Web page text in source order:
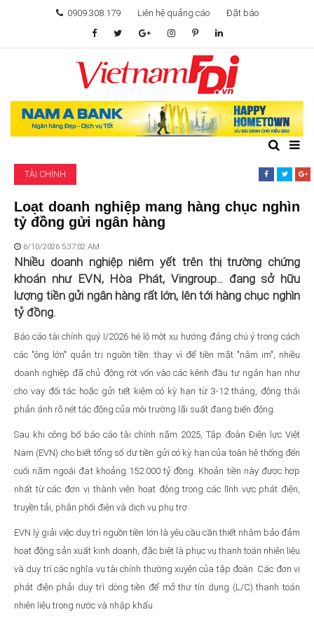
0909.308.179 Liên hệ quảng cáo Đặt báo
TÂM ĐIỂM ĐẦU TƯ
TÀI CHÍNH
KHỞI NGHIỆP
GIẢI TRÍ & CÔNG NGHỆ
TÀI CHÍNH
Loạt doanh nghiệp mang hàng chục nghìn
tỷ đồng gửi ngân hàng
6/10/2026 5:37:02 AM
Nhiều doanh nghiệp niêm yết trên thị trường chứng
khoán như EVN, Hòa Phát, Vingroup... đang sở hữu
lượng tiền gửi ngân hàng rất lớn, lên tới hàng chục nghìn
tỷ đồng.
Báo cáo tài chính quý I/2026 hé lộ một xu hướng đáng chú ý trong cách
các "ông lớn" quản trị nguồn tiền: thay vì để tiền mặt "nằm im", nhiều
doanh nghiệp đã chủ động rót vốn vào các kênh đầu tư ngắn hạn như
cho vay đối tác hoặc gửi tiết kiệm có kỳ hạn từ 3-12 tháng, động thái
phản ánh rõ nét tác động của môi trường lãi suất đang biến động.
Sau khi công bố báo cáo tài chính năm 2025, Tập đoàn Điện lực Việt
Nam (EVN) cho biết tổng số dư tiền gửi có kỳ hạn của toàn hệ thống đến
cuối năm ngoái đạt khoảng 152.000 tỷ đồng. Khoản tiền này được hợp
nhất từ các đơn vị thành viên hoạt động trong các lĩnh vực phát điện,
truyền tải, phân phối điện và dịch vụ phụ trợ.
EVN lý giải việc duy trì nguồn tiền lớn là yêu cầu cần thiết nhằm bảo đảm
hoạt động sản xuất kinh doanh, đặc biệt là phục vụ thanh toán nhiên liệu
và duy trì các nghĩa vụ tài chính thường xuyên của tập đoàn. Các đơn vị
phát điện phải duy trì dòng tiền để mở thư tín dụng (L/C) thanh toán
nhiên liệu trong nước và nhập khẩu.